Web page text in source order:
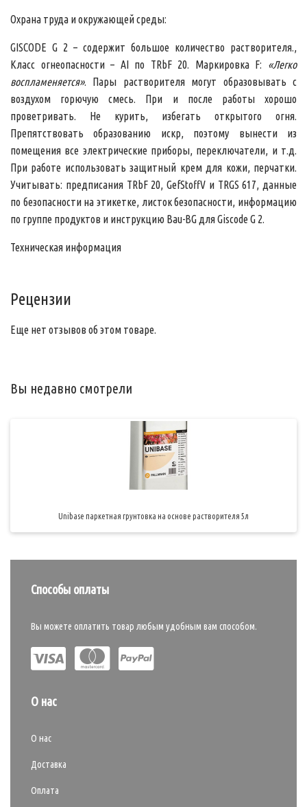
Охрана труда и окружающей среды:
GISCODE G 2 – содержит большое количество растворителя.,
Класс огнеопасности – АI по TRbF 20. Маркировка F: «Легко
воспламеняется». Пары растворителя могут образовывать с
воздухом горючую смесь. При и после работы хорошо
проветривать. Не курить, избегать открытого огня.
Препятствовать образованию искр, поэтому вынести из
помещения все электрические приборы, переключатели, и т.д.
При работе использовать защитный крем для кожи, перчатки.
Учитывать: предписания TRbF 20, GefStoffV и TRGS 617, данные
по безопасности на этикетке, листок безопасности, информацию
по группе продуктов и инструкцию Bau-BG для Giscode G 2.
Техническая информация
Рецензии
Еще нет отзывов об этом товаре.
Вы недавно смотрели
Unibase паркетная грунтовка на основе растворителя 5л
Способы оплаты
Вы можете оплатить товар любым удобным вам способом.
О нас
О нас
Доставка
Оплата